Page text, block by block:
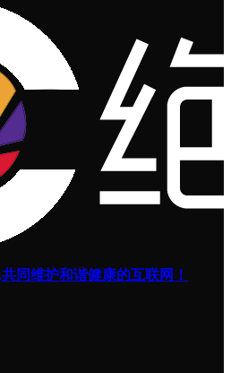
同维护和谐健康的互联网！